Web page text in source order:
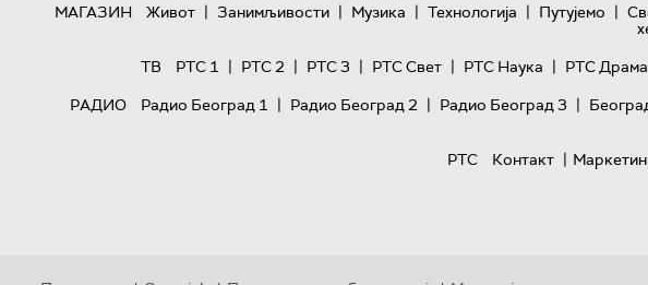
МАГАЗИН
Живот | Занимљивости | Музика | Технологијa | Путујемо |
ТВ
РТС 1 | РТС 2 | РТС 3 | РТС Свет | РТС Наука | РТС Драма
РАДИО
Радио Београд 1 | Радио Београд 2 | Радио Београд 3 |
РТС
Контакт |